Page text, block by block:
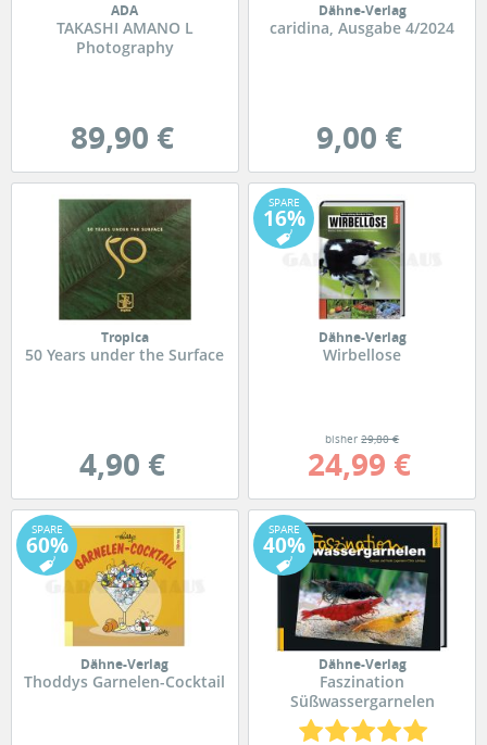
ADA
TAKASHI AMANO L
Photography
89,90 €
Dähne-Verlag
caridina, Ausgabe 4/2024
9,00 €
Tropica
50 Years under the Surface
4,90 €
SPARE
16%
Dähne-Verlag
Wirbellose
bisher29,80 €
24,99 €
SPARE
60%
Dähne-Verlag
Thoddys Garnelen-Cocktail
SPARE
40%
Dähne-Verlag
Faszination
Süßwassergarnelen